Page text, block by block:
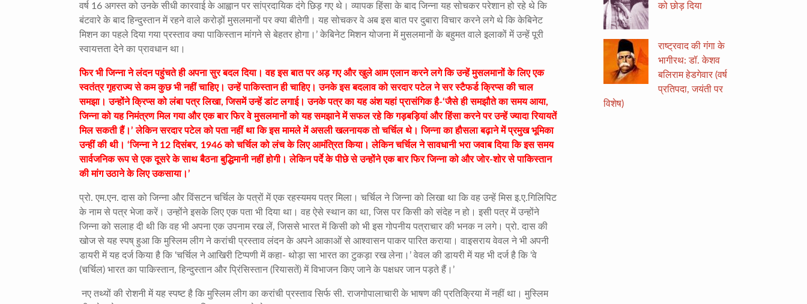
वर्ष 16 अगस्त को उनके सीधी कारवाई के आह्वान पर सांप्रदायिक दंगे छिड़ गए थे। व्यापक हिंसा के बाद जिन्ना यह सोचकर परेशान हो रहे थे कि
बंटवारे के बाद हिन्दुस्तान में रहने वाले करोड़ों मुसलमानों पर क्या बीतेगी। यह सोचकर वे अब इस बात पर दुबारा विचार करने लगे थे कि केबिनेट
मिशन का पहले दिया गया प्रस्ताव क्या पाकिस्तान मांगने से बेहतर होगा।’ केबिनेट मिशन योजना में मुसलमानों के बहुमत वाले इलाकों में उन्हें पूरी
स्वायत्तता देने का प्रावधान था।
फिर भी जिन्ना ने लंदन पहुंचते ही अपना सुर बदल दिया। वह इस बात पर अड़ गए और खुले आम एलान करने लगे कि उन्हें मुसलमानों के लिए एक
स्वतंत्र गृहराज्य से कम कुछ भी नहीं चाहिए। उन्हें पाकिस्तान ही चाहिए। उनके इस बदलाव को सरदार पटेल ने सर स्टैफर्ड क्रिप्स की चाल
समझा। उन्होंने क्रिप्स को लंबा पत्र लिखा, जिसमें उन्हें डांट लगाई। उनके पत्र का यह अंश यहां प्रासंगिक है-‘जैसे ही समझौते का समय आया,
जिन्ना को यह निमंत्रण मिल गया और एक बार फिर वे मुसलमानों को यह समझाने में सफल रहे कि गड़बड़ियां और हिंसा करने पर उन्हें ज्यादा रियायतें
मिल सकती हैं।’ लेकिन सरदार पटेल को पता नहीं था कि इस मामले में असली खलनायक तो चर्चिल थे। जिन्ना का हौसला बढ़ाने में प्रमुख भूमिका
उन्हीं की थी। ‘जिन्ना ने 12 दिसंबर, 1946 को चर्चिल को लंच के लिए आमंत्रित किया। लेकिन चर्चिल ने सावधानी भरा जवाब दिया कि इस समय
सार्वजनिक रूप से एक दूसरे के साथ बैठना बुद्धिमानी नहीं होगी। लेकिन पर्दे के पीछे से उन्होंने एक बार फिर जिन्ना को और जोर-शोर से पाकिस्तान
की मांग उठाने के लिए उकसाया।’
प्रो. एम.एन. दास को जिन्ना और विंसटन चर्चिल के पत्रों में एक रहस्यमय पत्र मिला। चर्चिल ने जिन्ना को लिखा था कि वह उन्हें मिस इ.ए.गिलिपिट
के नाम से पत्र भेजा करें। उन्होंने इसके लिए एक पता भी दिया था। वह ऐसे स्थान का था, जिस पर किसी को संदेह न हो। इसी पत्र में उन्होंने
जिन्ना को सलाह दी थी कि वह भी अपना एक उपनाम रख लें, जिससे भारत में किसी को भी इस गोपनीय पत्राचार की भनक न लगे। प्रो. दास की
खोज से यह स्पष् हुआ कि मुस्लिम लीग ने करांची प्रस्ताव लंदन के अपने आकाओं से आश्वासन पाकर पारित कराया। वाइसराय वेवल ने भी अपनी
डायरी में यह दर्ज किया है कि ‘चर्चिल ने आखिरी टिप्पणी में कहा- थोड़ा सा भारत का टुकड़ा रख लेना।’ वेवल की डायरी में यह भी दर्ज है कि ‘वे
(चर्चिल) भारत का पाकिस्तान, हिन्दुस्तान और प्रिंसिस्तान (रियासतें) में विभाजन किए जाने के पक्षधर जान पड़ते हैं।’
नए तथ्यों की रोशनी में यह स्पष्ट है कि मुस्लिम लीग का करांची प्रस्ताव सिर्फ सी. राजगोपालाचारी के भाषण की प्रतिक्रिया में नहीं था। मुस्लिम
को छोड़ दिया
राष्ट्रवाद की गंगा के
भागीरथ: डॉ. केशव
बलिराम हेडगेवार (वर्ष
प्रतिपदा, जयंती पर
विशेष)